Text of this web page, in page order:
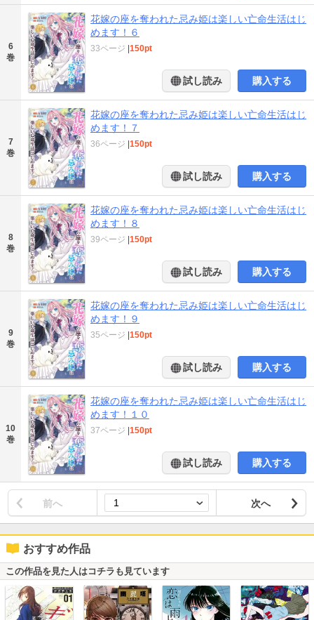
6
巻
花嫁の座を奪われた忌み姫は楽しい亡命生活はじ
めます！６
33ページ 150pt
試し読み 購入する
7
巻
花嫁の座を奪われた忌み姫は楽しい亡命生活はじ
めます！７
36ページ 150pt
試し読み 購入する
8
巻
花嫁の座を奪われた忌み姫は楽しい亡命生活はじ
めます！８
39ページ 150pt
試し読み 購入する
9
巻
花嫁の座を奪われた忌み姫は楽しい亡命生活はじ
めます！９
35ページ 150pt
試し読み 購入する
10
巻
花嫁の座を奪われた忌み姫は楽しい亡命生活はじ
めます！１０
37ページ 150pt
試し読み 購入する
前へ 次へ
おすすめ作品
この作品を見た人はコチラも見ています